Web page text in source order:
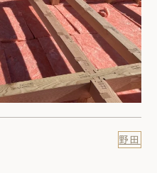
野田